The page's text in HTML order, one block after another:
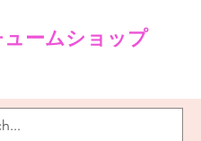
ュームショップ